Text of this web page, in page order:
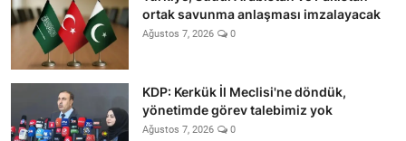
ortak savunma anlaşması imzalayacak
Ağustos 7, 2026 0
KDP: Kerkük İl Meclisi'ne döndük,
yönetimde görev talebimiz yok
Ağustos 7, 2026 0